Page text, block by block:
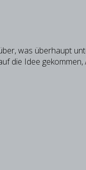
was überhaupt
die Idee gekommen,